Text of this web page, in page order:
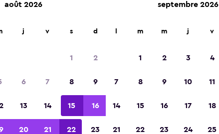
2023
août 2026
j v s d
1 2
6 7 8 9
13 14 15 16
20 21 22 23
septembre 2026
m m j v
1 2 3 4
7 8 9 10 11
14 15 16 17 18
21 22 23 24 25